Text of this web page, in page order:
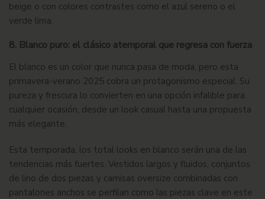
beige o con colores contrastes como el azul sereno o el
verde lima.
8. Blanco puro: el clásico atemporal que regresa con fuerza
El blanco es un color que nunca pasa de moda, pero esta
primavera-verano 2025 cobra un protagonismo especial. Su
pureza y frescura lo convierten en una opción infalible para
cualquier ocasión, desde un look casual hasta una propuesta
más elegante.
Esta temporada, los total looks en blanco serán una de las
tendencias más fuertes. Vestidos largos y fluidos, conjuntos
de lino de dos piezas y camisas oversize combinadas con
pantalones anchos se perfilan como las piezas clave en este